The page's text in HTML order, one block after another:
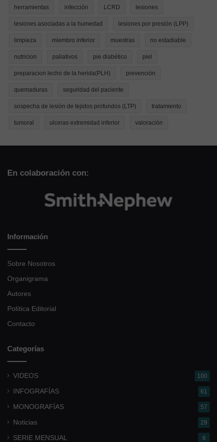
herramientas infección LCRD lesiones
lesiones asociadas a la humedad lesiones por presión (LPP)
limpieza miembro inferior muestras no estadiable
nutricion paliativos pie diabético piel
preparacion lecho de la herida(PLH) prevención
quemaduras seguridad del paciente
sospecha de lesión de tejidos profundos (LTP) tratamiento
tumoral ulceras extremidad inferior valoración
En colaboración con:
Información
Sobre Nosotros
Organigrama
Autores
Política Editorial
Contacto
Categorías
VIDEOS 100
INFOGRAFÍAS 61
MONOGRAFÍAS 57
Noticias 29
SERIE MENSUAL 6